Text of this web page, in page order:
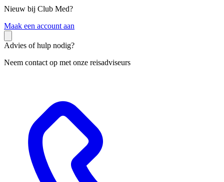
Nieuw bij Club Med?
Maak een account aan
Advies of hulp nodig?
Neem contact op met onze reisadviseurs